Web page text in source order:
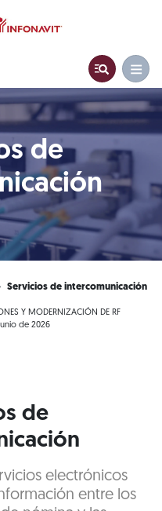
de
Servicios de intercomunicación
Y MODERNIZACIÓN DE RF
junio de 2026
de
electrónicos
entre los